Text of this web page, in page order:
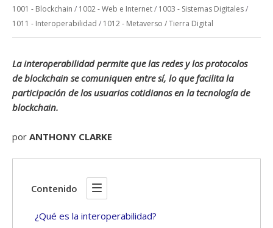
1001 - Blockchain / 1002 - Web e Internet/ 1003 - Sistemas Digitales/
1011 - Interoperabilidad / 1012 - Metaverso / Tierra Digital
La interoperabilidad permite que las redes y los protocolos
de blockchain se comuniquen entre sí, lo que facilita la
participación de los usuarios cotidianos en la tecnología de
blockchain.
por ANTHONY CLARKE
Contenido
¿Qué es la interoperabilidad?